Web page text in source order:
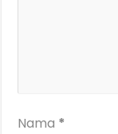
Nama *